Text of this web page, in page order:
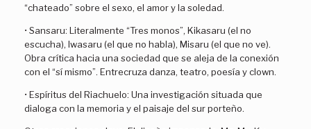
“chateado” sobre el sexo, el amor y la soledad.
• Sansaru: Literalmente “Tres monos”, Kikasaru (el no
escucha), Iwasaru (el que no habla), Misaru (el que no ve).
Obra crítica hacia una sociedad que se aleja de la conexión
con el “sí mismo”. Entrecruza danza, teatro, poesía y clown.
• Espíritus del Riachuelo: Una investigación situada que
dialoga con la memoria y el paisaje del sur porteño.